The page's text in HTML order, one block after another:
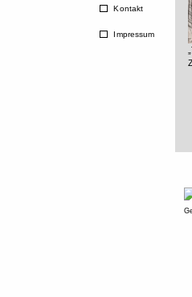
Kontakt
Impressum